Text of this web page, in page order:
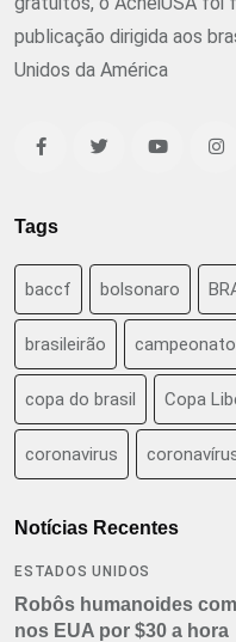
publicação dirigida aos
Unidos da América
Tags
baccf bolsonaro
brasileirão
copa do brasil Copa
coronavirus
Notícias Recentes
ESTADOS UNIDOS
Robôs humanoides
nos EUA por $30 a hora